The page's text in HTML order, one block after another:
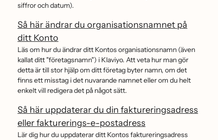
siffror och datum).
Så här ändrar du organisationsnamnet på
ditt Konto
Läs om hur du ändrar ditt Kontos organisationsnamn (även
kallat ditt "företagsnamn") i Klaviyo. Att veta hur man gör
detta är till stor hjälp om ditt företag byter namn, om det
finns ett misstag i det nuvarande namnet eller om du helt
enkelt vill redigera det på något sätt.
Så här uppdaterar du din faktureringsadress
eller fakturerings-e-postadress
Lär dig hur du uppdaterar ditt Kontos faktureringsadress